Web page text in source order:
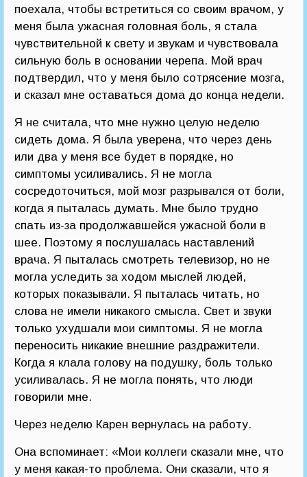
поехала, чтобы встретиться со своим врачом, у
меня была ужасная головная боль, я стала
чувствительной к свету и звукам и чувствовала
сильную боль в основании черепа. Мой врач
подтвердил, что у меня было сотрясение мозга,
и сказал мне оставаться дома до конца недели.
Я не считала, что мне нужно целую неделю
сидеть дома. Я была уверена, что через день
или два у меня все будет в порядке, но
симптомы усиливались. Я не могла
сосредоточиться, мой мозг разрывался от боли,
когда я пыталась думать. Мне было трудно
спать из-за продолжавшейся ужасной боли в
шее. Поэтому я послушалась наставлений
врача. Я пыталась смотреть телевизор, но не
могла уследить за ходом мыслей людей,
которых показывали. Я пыталась читать, но
слова не имели никакого смысла. Свет и звуки
только ухудшали мои симптомы. Я не могла
переносить никакие внешние раздражители.
Когда я клала голову на подушку, боль только
усиливалась. Я не могла понять, что люди
говорили мне.
Через неделю Карен вернулась на работу.
Она вспоминает: «Мои коллеги сказали мне, что
у меня какая-то проблема. Они сказали, что я